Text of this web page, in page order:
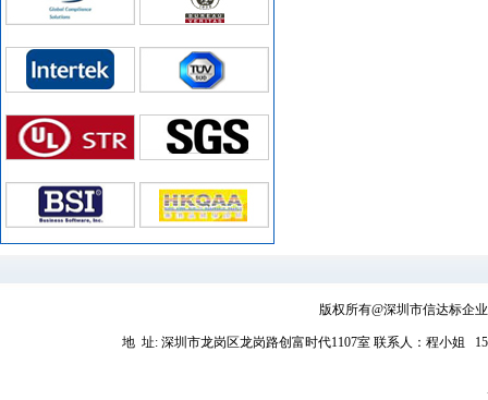
版权所有@深圳市信达标企
地 址: 深圳市龙岗区龙岗路创富时代1107室 联系人：程小姐